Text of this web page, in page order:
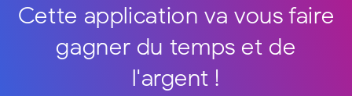
Cette application va vous faire
gagner du temps et de
l'argent !